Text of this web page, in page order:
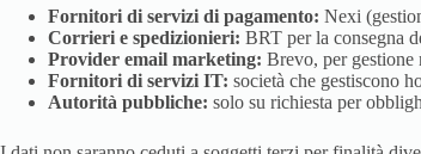
Fornitori di servizi di pagamento: Nexi
Corrieri e spedizionieri: BRT per la consegna
Provider email marketing: Brevo, per
Fornitori di servizi IT: società che gestiscono
Autorità pubbliche: solo su richiesta per